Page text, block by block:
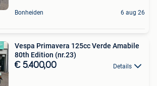
Bonheiden 6 aug 26
Vespa Primavera 125cc Verde Amabile
80th Edition (nr.23)
€ 5.400,00 Details